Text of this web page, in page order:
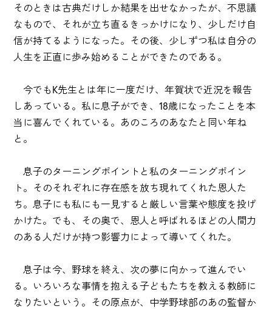
そのときは古典だけしか結果を出せなかったが、不思議
なもので、それが立ち直るきっかけになり、少しだけ自
信が持てるようになった。その後、少しずつ私は自分の
人生を正直に歩み始めることができたのである。
今でもK先生とは年に一度だけ、年賀状で近況を報告
しあっている。私に息子ができ、18歳になったことを本
当に喜んでくれている。あのころのあなたと同い年ね
と。
息子のターニングポイントと私のターニングポイン
ト。そのそれぞれに存在感を放ち現れてくれた恩人た
ち。息子にも私にも一見すると厳しい言葉や態度を投げ
かけた。でも、その奥で、恩人と呼ばれるほどの人間力
のある人だけが持つ影響力によって導いてくれた。
息子は今、野球を終え、次の夢に向かって進んでい
る。いろいろな事情を抱える子どもたちを教える教師に
なりたいという。その原点が、中学野球部のあの監督か